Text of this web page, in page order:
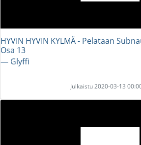
HYVIN HYVIN KYLMÄ - Pelataan
Osa 13
― Glyffi
Julkaistu 2020-03-13